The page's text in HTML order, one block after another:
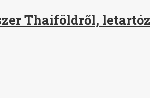
Thaiföldről,